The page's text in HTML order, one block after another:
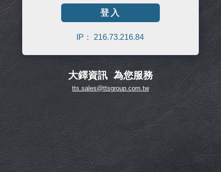
IP： 216.73.216.84
大鐸資訊 為您服務
tts.sales@ttsgroup.com.tw